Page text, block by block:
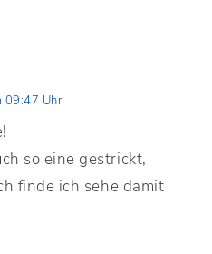
09:47 Uhr
so eine gestrickt,
finde ich sehe damit